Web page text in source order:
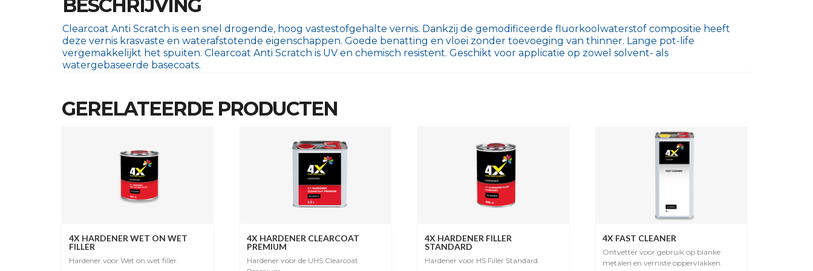
BESCHRIJVING
Clearcoat Anti Scratch is een snel drogende, hoog vastestofgehalte vernis. Dankzij de gemodificeerde fluorkoolwaterstof compositie heeft
deze vernis krasvaste en waterafstotende eigenschappen. Goede benatting en vloei zonder toevoeging van thinner. Lange pot-life
vergemakkelijkt het spuiten. Clearcoat Anti Scratch is UV en chemisch resistent. Geschikt voor applicatie op zowel solvent- als
watergebaseerde basecoats.
GERELATEERDE PRODUCTEN
4X HARDENER WET ON WET
FILLER
Hardener voor Wet on wet filler.
4X HARDENER CLEARCOAT
PREMIUM
Hardener voor de UHS Clearcoat
4X HARDENER FILLER
STANDARD
Hardener voor HS Filler Standard.
4X FAST CLEANER
Ontvetter voor gebruik op blanke
metalen en verniste oppervlakken.